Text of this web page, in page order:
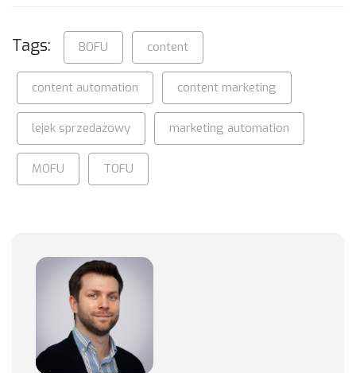
Tags: BOFU content
content automation content marketing
lejek sprzedażowy marketing automation
MOFU TOFU